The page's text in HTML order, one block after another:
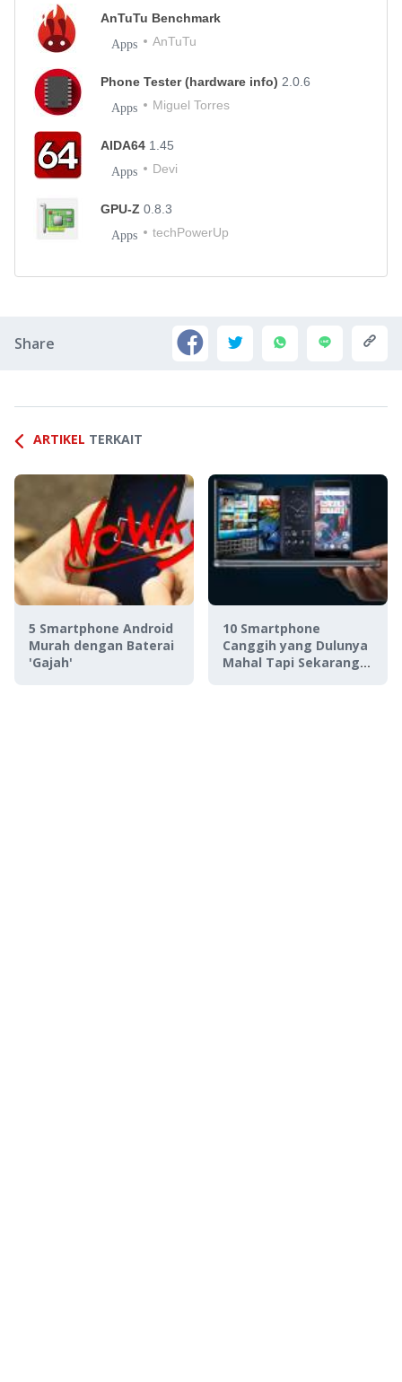
AnTuTu Benchmark
Apps AnTuTu
Phone Tester (hardware info) 2.0.6
Apps Miguel Torres
AIDA64 1.45
Apps Devi
GPU-Z 0.8.3
Apps techPowerUp
Share
ARTIKEL TERKAIT
5 Smartphone Android
Murah dengan Baterai
'Gajah'
10 Smartphone
Canggih yang Dulunya
Mahal Tapi Sekarang